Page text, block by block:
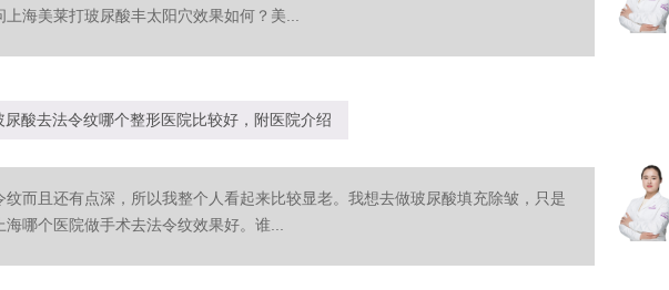
上海美莱打玻尿酸丰太阳穴效果如何？美...
尿酸去法令纹哪个整形医院比较好，附医院介绍
纹而且还有点深，所以我整个人看起来比较显老。我想去做玻尿酸填充除皱，只是
海哪个医院做手术去法令纹效果好。谁...